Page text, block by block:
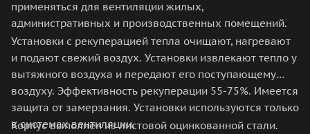
применяться для вентиляции жилых,
административных и производственных помещений.
Установки с рекуперацией тепла очищают, нагревают
и подают свежий воздух. Установки извлекают тепло у
вытяжного воздуха и передают его поступающему
воздуху. Эффективность рекуперации 55-75%. Имеется
защита от замерзания. Установки используются только
в системах вентиляции.
Корпус выполнен из листовой оцинкованной стали.